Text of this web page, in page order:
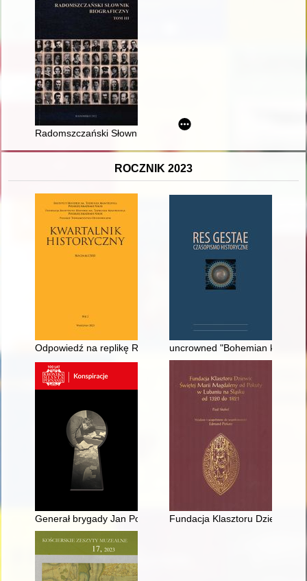
Radomszczański Słownik Biograficzny. T. 3
ROCZNIK 2023
Odpowiedź na replikę Renaty Leśniakiewicz-Drzymały
uncrowned "Bohemian king"
Generał brygady Jan Podhorski (1921-2023)Fundacja Klasztoru Dziewic